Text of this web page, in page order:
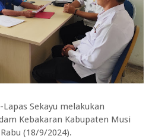
Lapas Sekayu melakukan
Kebakaran Kabupaten Musi
(18/9/2024).